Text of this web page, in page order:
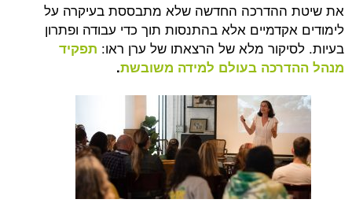
את שיטת ההדרכה החדשה שלא מתבססת בעיקרה על
לימודים אקדמיים אלא בהתנסות תוך כדי עבודה ופתרון
בעיות. לסיקור מלא של הרצאתו של ערן ראו: תפקיד
מנהל ההדרכה בעולם למידה משובשת.